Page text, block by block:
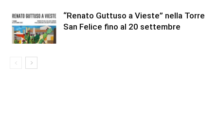
“Renato Guttuso a Vieste” nella Torre
San Felice fino al 20 settembre